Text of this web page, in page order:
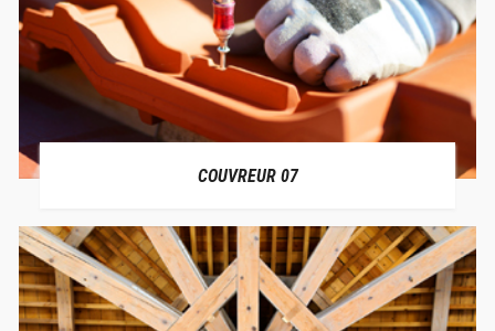
COUVREUR 07